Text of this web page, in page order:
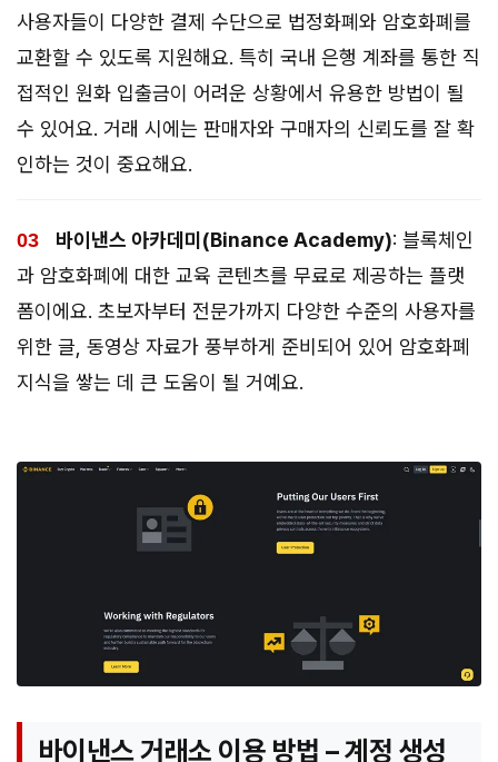
사용자들이 다양한 결제 수단으로 법정화폐와 암호화폐를
교환할 수 있도록 지원해요. 특히 국내 은행 계좌를 통한 직
접적인 원화 입출금이 어려운 상황에서 유용한 방법이 될
수 있어요. 거래 시에는 판매자와 구매자의 신뢰도를 잘 확
인하는 것이 중요해요.
바이낸스 아카데미(Binance Academy): 블록체인
과 암호화폐에 대한 교육 콘텐츠를 무료로 제공하는 플랫
폼이에요. 초보자부터 전문가까지 다양한 수준의 사용자를
위한 글, 동영상 자료가 풍부하게 준비되어 있어 암호화폐
지식을 쌓는 데 큰 도움이 될 거예요.
바이낸스 거래소 이용 방법 – 계정 생성